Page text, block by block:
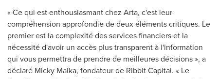
« Ce qui est enthousiasmant chez Arta, c'est leur
compréhension approfondie de deux éléments critiques. Le
premier est la complexité des services financiers et la
nécessité d'avoir un accès plus transparent à l'information
qui vous permettra de prendre de meilleures décisions », a
déclaré Micky Malka, fondateur de Ribbit Capital. « Le